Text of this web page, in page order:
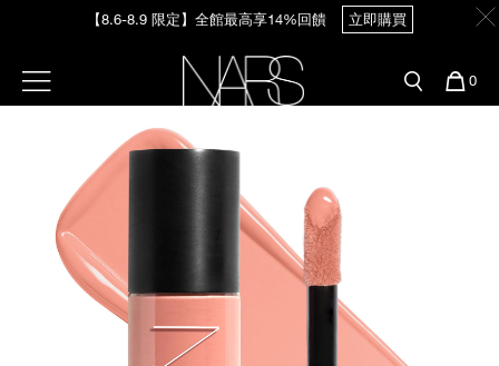
【8.6-8.9 限定】全館最高享14%回饋 立即購買
【8/3-8/10限定】明星底妝買1送1
【8/3-8/10限定】限時輸碼贈迷你腮紅露
新客首購輸＜WELCOME＞享9折
選單"
您
0
官網最新活動
預約金曲獎妝容
官網獨家組合
水光頰彩系列
試用送到家
彩盤及禮盒組
彩妝服務
彩妝專欄
專業彩妝學院